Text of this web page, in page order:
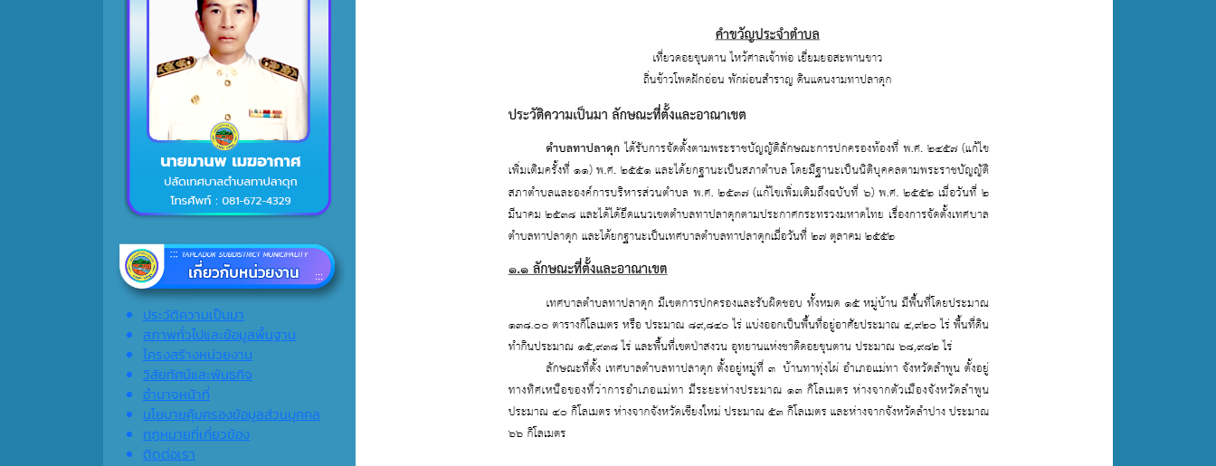
ประวัติความเป็นมา
สภาพทั่วไปและข้อมูลพื้นฐาน
โครงสร้างหน่วยงาน
วิสัยทัศน์และพันธกิจ
อำนาจหน้าที่
นโยบายคุ้มครองข้อมูลส่วนบุคคล
กฎหมายที่เกี่ยวข้อง
ติดต่อเรา